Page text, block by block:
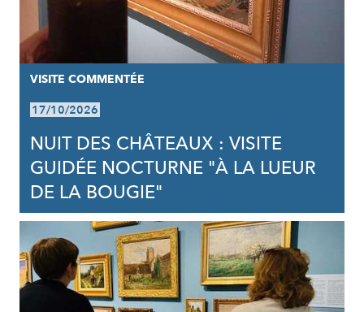
VISITE COMMENTÉE
17/10/2026
NUIT DES CHÂTEAUX : VISITE
GUIDÉE NOCTURNE "À LA LUEUR
DE LA BOUGIE"